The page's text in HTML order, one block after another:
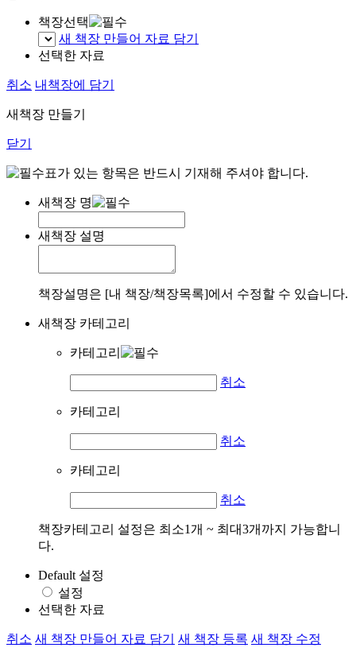
책장선택
새 책장 만들어 자료 담기
선택한 자료
취소 내책장에 담기
새책장 만들기
닫기
표가 있는 항목은 반드시 기재해 주셔야 합니다.
새책장 명
새책장 설명
책장설명은 [내 책장/책장목록]에서 수정할 수 있습니다.
새책장 카테고리
카테고리
취소
카테고리
취소
카테고리
취소
책장카테고리 설정은 최소1개 ~ 최대3개까지 가능합니
다.
Default 설정
설정
선택한 자료
취소 새 책장 만들어 자료 담기 새 책장 등록 새 책장 수정